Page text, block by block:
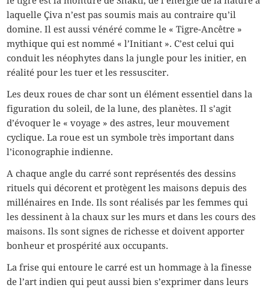
laquelle Çiva n’est pas soumis mais au contraire qu’il
domine. Il est aussi vénéré comme le « Tigre-Ancêtre »
mythique qui est nommé « l’Initiant ». C’est celui qui
conduit les néophytes dans la jungle pour les initier, en
réalité pour les tuer et les ressusciter.
Les deux roues de char sont un élément essentiel dans la
figuration du soleil, de la lune, des planètes. Il s’agit
d’évoquer le « voyage » des astres, leur mouvement
cyclique. La roue est un symbole très important dans
l’iconographie indienne.
A chaque angle du carré sont représentés des dessins
rituels qui décorent et protègent les maisons depuis des
millénaires en Inde. Ils sont réalisés par les femmes qui
les dessinent à la chaux sur les murs et dans les cours des
maisons. Ils sont signes de richesse et doivent apporter
bonheur et prospérité aux occupants.
La frise qui entoure le carré est un hommage à la finesse
de l’art indien qui peut aussi bien s’exprimer dans leurs